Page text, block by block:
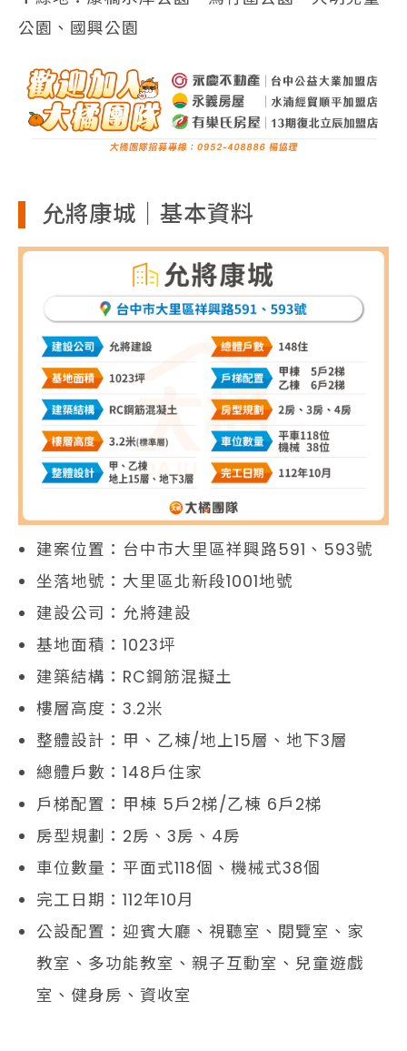
公園、國興公園
允將康城｜基本資料
建案位置：台中市大里區祥興路591、593號
坐落地號：大里區北新段1001地號
建設公司：允將建設
基地面積：1023坪
建築結構：RC鋼筋混擬土
樓層高度：3.2米
整體設計：甲、乙棟/地上15層、地下3層
總體戶數：148戶住家
戶梯配置：甲棟 5戶2梯/乙棟 6戶2梯
房型規劃：2房、3房、4房
車位數量：平面式118個、機械式38個
完工日期：112年10月
公設配置：迎賓大廳、視聽室、閱覽室、家
教室、多功能教室、親子互動室、兒童遊戲
室、健身房、資收室